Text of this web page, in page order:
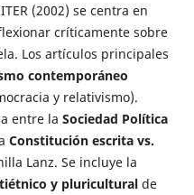
(2002) se centra en
críticamente sobre
Los artículos principales
contemporáneo
y relativismo).
entre la Sociedad Política
Constitución escrita vs.
Lanz. Se incluye la
y pluriculturalde